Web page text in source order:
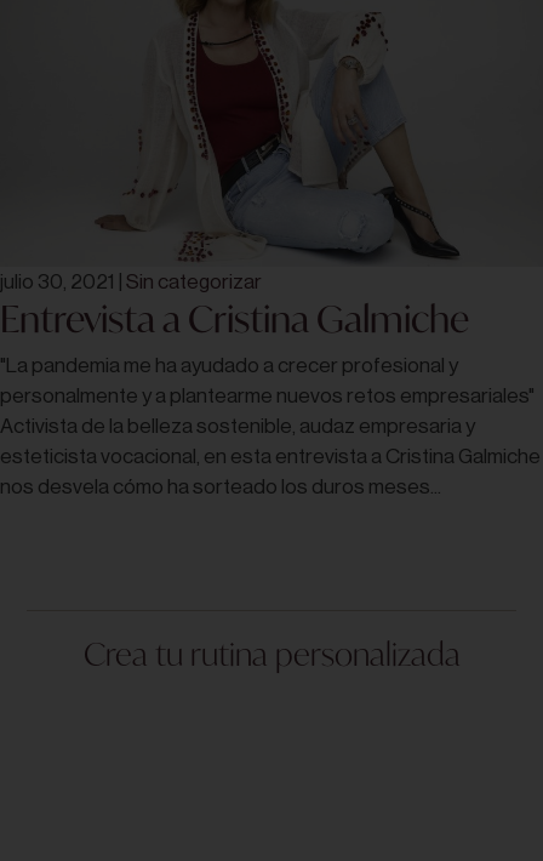
julio 30, 2021 Sin categorizar
Entrevista a Cristina Galmiche
"La pandemia me ha ayudado a crecer profesional y
personalmente y a plantearme nuevos retos empresariales"
Activista de la belleza sostenible, audaz empresaria y
esteticista vocacional, en esta entrevista a Cristina Galmiche
nos desvela cómo ha sorteado los duros meses...
Crea tu rutina personalizada